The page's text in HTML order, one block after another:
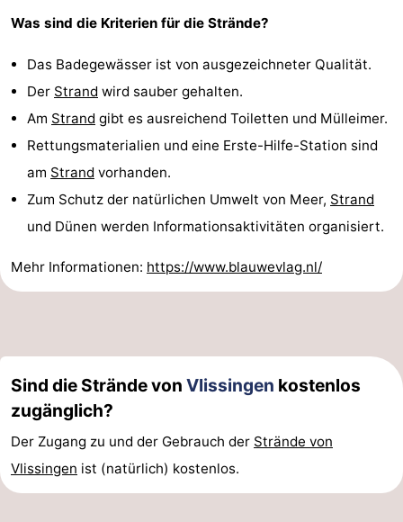
Walcherse
bos
Dishoek
-
Middelburg
Zeeuws-
Vlaanderen
-
Nieuwvliet
Sluis
-
Cadzand
Natur
Zwin
Wetter
Was sind die Kriterien für die Strände?
Das Badegewässer ist von ausgezeichneter Qualität.
Der Strand wird sauber gehalten.
Am Strand gibt es ausreichend Toiletten und Mülleimer.
Rettungsmaterialien und eine Erste-Hilfe-Station sind
am Strand vorhanden.
Zum Schutz der natürlichen Umwelt von Meer, Strand
und Dünen werden Informationsaktivitäten organisiert.
Mehr Informationen: https://www.blauwevlag.nl/
Sind die Strände von Vlissingen kostenlos
zugänglich?
Der Zugang zu und der Gebrauch der Strände von
Vlissingen ist (natürlich) kostenlos.